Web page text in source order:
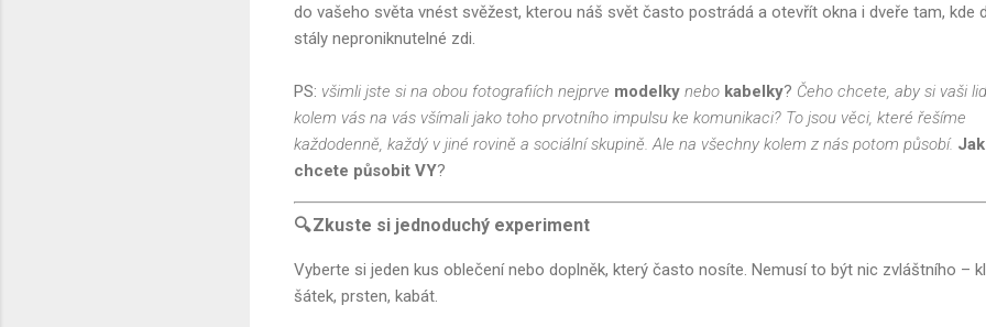
do vašeho světa vnést svěžest, kterou náš svět často postrádá a otevřít okna i dveře tam, kde
stály neproniknutelné zdi.
PS: všimli jste si na obou fotografiích nejprve modelky nebo kabelky? Čeho chcete, aby si vaši
kolem vás na vás všímali jako toho prvotního impulsu ke komunikaci? To jsou věci, které řešíme
každodenně, každý v jiné rovině a sociální skupině. Ale na všechny kolem z nás potom působí.
chcete působit VY?
🔍 Zkuste si jednoduchý experiment
Vyberte si jeden kus oblečení nebo doplněk, který často nosíte. Nemusí to být nic zvláštního –
šátek, prsten, kabát.